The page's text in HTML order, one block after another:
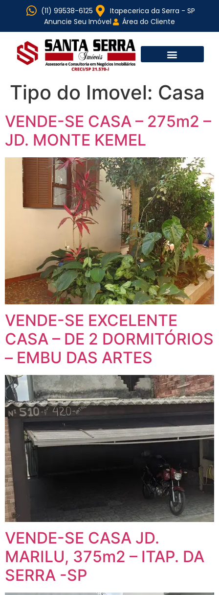
(11) 99538-6125
Itapecerica da Serra - SP
Anuncie Seu Imóvel
Área do Cliente
Tipo do Imovel: Casa
VENDE-SE CASA – 275m2 –
JD. MONTE KEMEL
VENDE-SE EXCELENTE
CASA – DE 2 DORMITÓRIOS
– EMBU DAS ARTES
VENDE-SE CASA JD.
MARILU, 375m2 – ITAP. DA
SERRA -SP